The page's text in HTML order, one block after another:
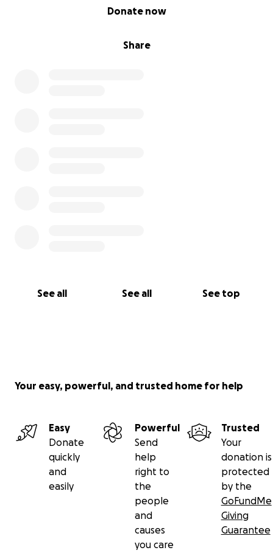
Share
Donate now
See all See all See top
Your easy, powerful, and trusted home for help
Easy
Donate
quickly
and
easily
Powerful
Send
help
right to
the
people
and
causes
you care
Trusted
Your
donation is
protected
by the
GoFundMe
Giving
Guarantee